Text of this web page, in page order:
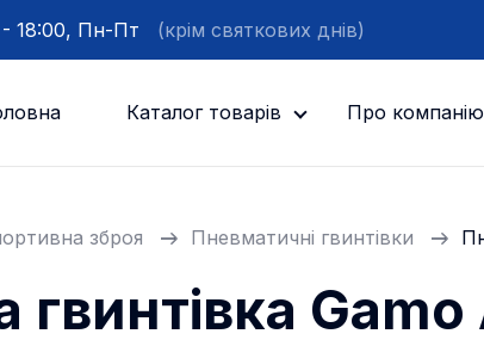
18:00, Пн-Пт (крім святкових днів)
Каталог товарів Про компанію
зброя Пневматичні гвинтівки
Gamo